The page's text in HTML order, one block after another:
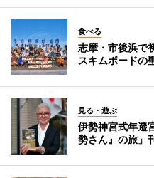
食べる
志摩・市後浜で
スキムボードの
見る・遊ぶ
伊勢神宮式年遷
勢さん』の旅」